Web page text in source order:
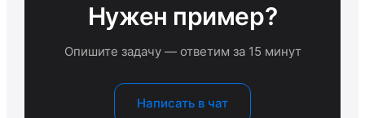
Нужен пример?
Опишите задачу — ответим за 15 минут
Написать в чат